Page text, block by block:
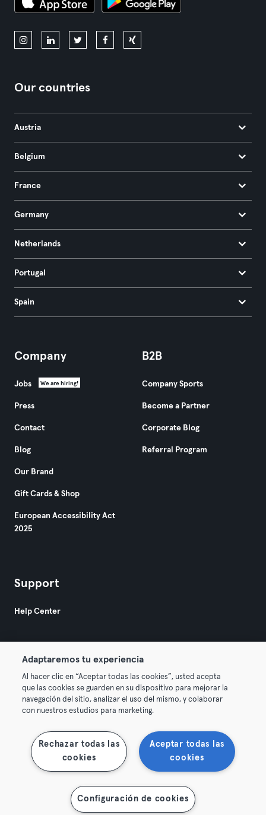
Our countries
Austria
Belgium
France
Germany
Netherlands
Portugal
Spain
Company
Jobs We are hiring!
Press
Contact
Blog
Our Brand
Gift Cards & Shop
European Accessibility Act
2025
B2B
Company Sports
Become a Partner
Corporate Blog
Referral Program
Support
Help Center
© 2026 Urban Sports Group GmbH. All rights reserved.
Terms & Conditions Privacy Imprint
Terminate contracts here Withdraw contracts here
Adaptaremos tu experiencia
Al hacer clic en “Aceptar todas las cookies”, usted acepta
que las cookies se guarden en su dispositivo para mejorar la
navegación del sitio, analizar el uso del mismo, y colaborar
con nuestros estudios para marketing.
Aceptar todas las
cookies
Rechazar todas las
cookies
Configuración de cookies